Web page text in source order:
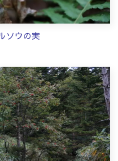
ソウの実